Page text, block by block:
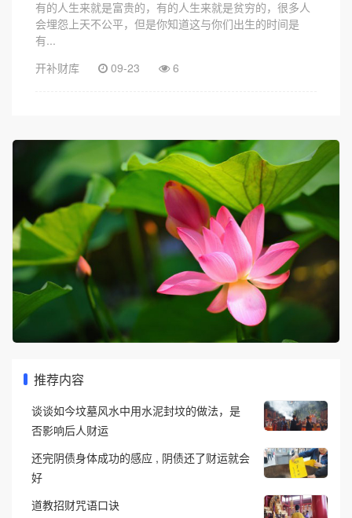
有的人生来就是富贵的，有的人生来就是贫穷的，很多人
会埋怨上天不公平，但是你知道这与你们出生的时间是
有...
开补财库
09-23 6
推荐内容
谈谈如今坟墓风水中用水泥封坟的做法，是
否影响后人财运
还完阴债身体成功的感应 , 阴债还了财运就会
好
道教招财咒语口诀